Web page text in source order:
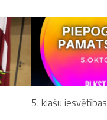
5. klašu iesvētības